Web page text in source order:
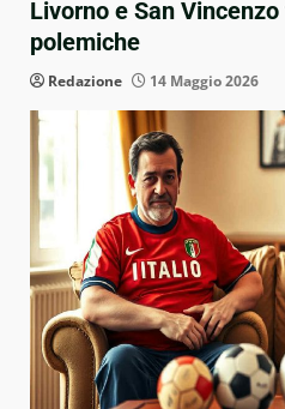
Livorno e San
polemiche
Redazione 14 Maggio 2026